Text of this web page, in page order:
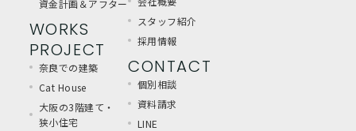
資金計画＆アフター
WORKS
PROJECT
奈良での建築
Cat House
大阪の3階建て・
狭小住宅
スタッフ紹介
採用情報
CONTACT
個別相談
資料請求
LINE